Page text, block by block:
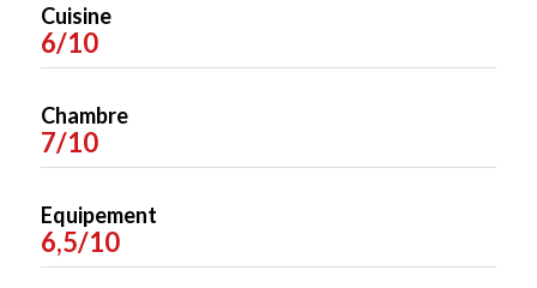
Cuisine
6/10
Chambre
7/10
Equipement
6,5/10